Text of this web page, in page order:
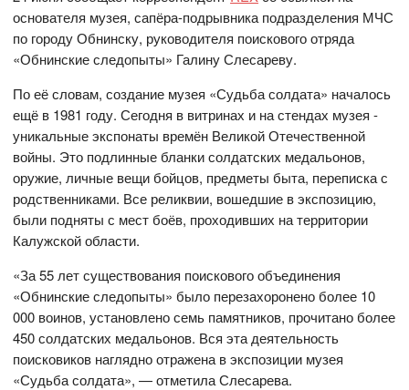
основателя музея, сапёра-подрывника подразделения МЧС
по городу Обнинску, руководителя поискового отряда
«Обнинские следопыты» Галину Слесареву.
По её словам, создание музея «Судьба солдата» началось
ещё в 1981 году. Сегодня в витринах и на стендах музея -
уникальные экспонаты времён Великой Отечественной
войны. Это подлинные бланки солдатских медальонов,
оружие, личные вещи бойцов, предметы быта, переписка с
родственниками. Все реликвии, вошедшие в экспозицию,
были подняты с мест боёв, проходивших на территории
Калужской области.
«За 55 лет существования поискового объединения
«Обнинские следопыты» было перезахоронено более 10
000 воинов, установлено семь памятников, прочитано более
450 солдатских медальонов. Вся эта деятельность
поисковиков наглядно отражена в экспозиции музея
«Судьба солдата», — отметила Слесарева.